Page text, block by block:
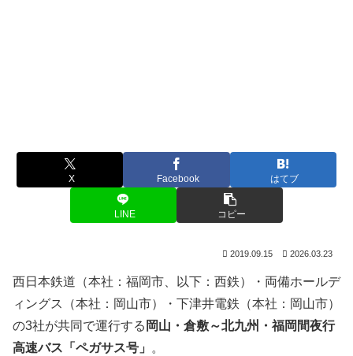
X Facebook はてブ
LINE コピー
2019.09.15 2026.03.23
西日本鉄道（本社：福岡市、以下：西鉄）・両備ホールデ
ィングス（本社：岡山市）・下津井電鉄（本社：岡山市）
の3社が共同で運行する 岡山・倉敷～北九州・福岡間夜行
高速バス「ペガサス号」
。